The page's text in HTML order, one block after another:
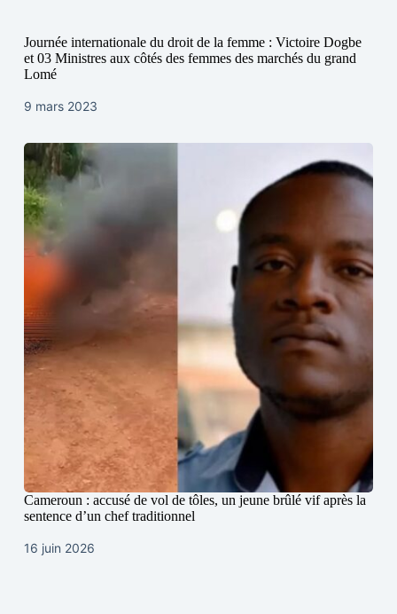
Journée internationale du droit de la femme : Victoire Dogbe
et 03 Ministres aux côtés des femmes des marchés du grand
Lomé
9 mars 2023
Cameroun : accusé de vol de tôles, un jeune brûlé vif après la
sentence d’un chef traditionnel
16 juin 2026